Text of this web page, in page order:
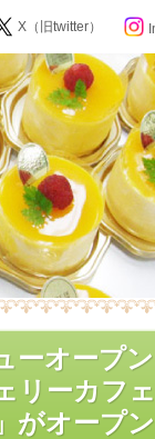
らせ
ン記念日カレン
X（旧twitter）
ーオープ
リーカフ
がオープ